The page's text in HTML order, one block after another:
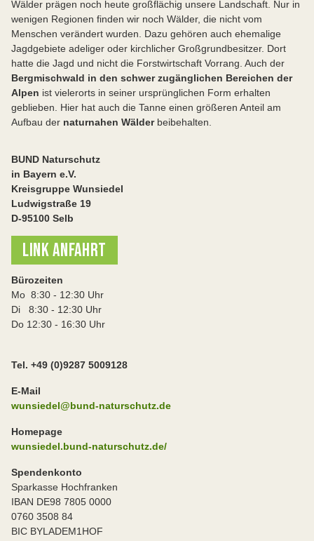
Wälder prägen noch heute großflächig unsere Landschaft. Nur in
wenigen Regionen finden wir noch Wälder, die nicht vom
Menschen verändert wurden. Dazu gehören auch ehemalige
Jagdgebiete adeliger oder kirchlicher Großgrundbesitzer. Dort
hatte die Jagd und nicht die Forstwirtschaft Vorrang. Auch der
Bergmischwald in den schwer zugänglichen Bereichen der
Alpen ist vielerorts in seiner ursprünglichen Form erhalten
geblieben. Hier hat auch die Tanne einen größeren Anteil am
Aufbau der naturnahen Wälderbeibehalten.
BUND Naturschutz
in Bayern e.V.
Kreisgruppe Wunsiedel
Ludwigstraße 19
D-95100 Selb
LINK ANFAHRT
Bürozeiten
Mo 8:30 - 12:30 Uhr
Di 8:30 - 12:30 Uhr
Do 12:30 - 16:30 Uhr
Tel. +49 (0)9287 5009128
E-Mail
wunsiedel@bund-naturschutz.de
Homepage
wunsiedel.bund-naturschutz.de/
Spendenkonto
Sparkasse Hochfranken
IBAN DE98 7805 0000
0760 3508 84
BIC BYLADEM1HOF